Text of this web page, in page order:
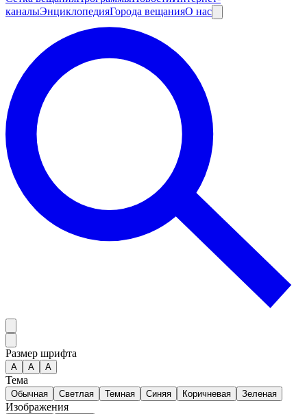
каналыЭнциклопедияГорода вещанияО нас
Размер шрифта
А A A
Тема
Обычная Светлая Темная Синяя Коричневая Зеленая
Изображения